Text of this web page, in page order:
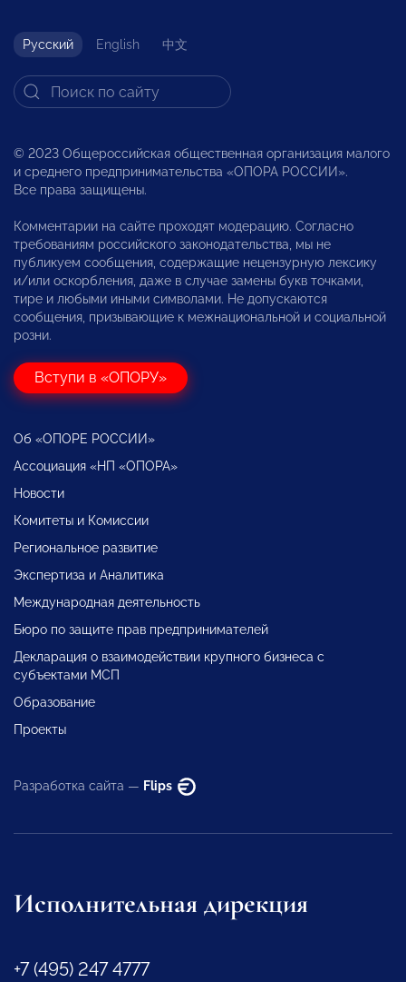
Русский English 中文
© 2023 Общероссийская общественная организация малого
и среднего предпринимательства «ОПОРА РОССИИ».
Все права защищены.
Комментарии на сайте проходят модерацию. Согласно
требованиям российского законодательства, мы не
публикуем сообщения, содержащие нецензурную лексику
и/или оскорбления, даже в случае замены букв точками,
тире и любыми иными символами. Не допускаются
сообщения, призывающие к межнациональной и социальной
розни.
Вступи в «ОПОРУ»
Об «ОПОРЕ РОССИИ»
Ассоциация «НП «ОПОРА»
Новости
Комитеты и Комиссии
Региональное развитие
Экспертиза и Аналитика
Международная деятельность
Бюро по защите прав предпринимателей
Декларация о взаимодействии крупного бизнеса с
субъектами МСП
Образование
Проекты
Разработка сайта — Flips
Исполнительная дирекция
+7 (495) 247 4777